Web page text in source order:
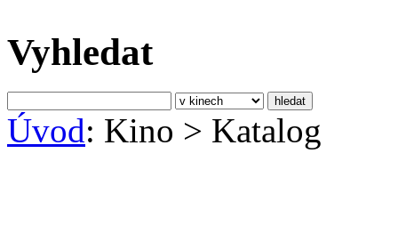
Vyhledat
Úvod: Kino > Katalog